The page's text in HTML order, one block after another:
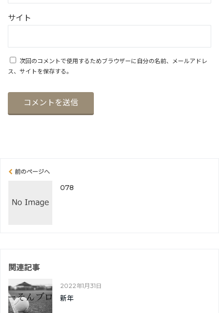
サイト
次回のコメントで使用するためブラウザーに自分の名前、メールアドレ
ス、サイトを保存する。
前のページへ
078
関連記事
2022年1月31日
新年